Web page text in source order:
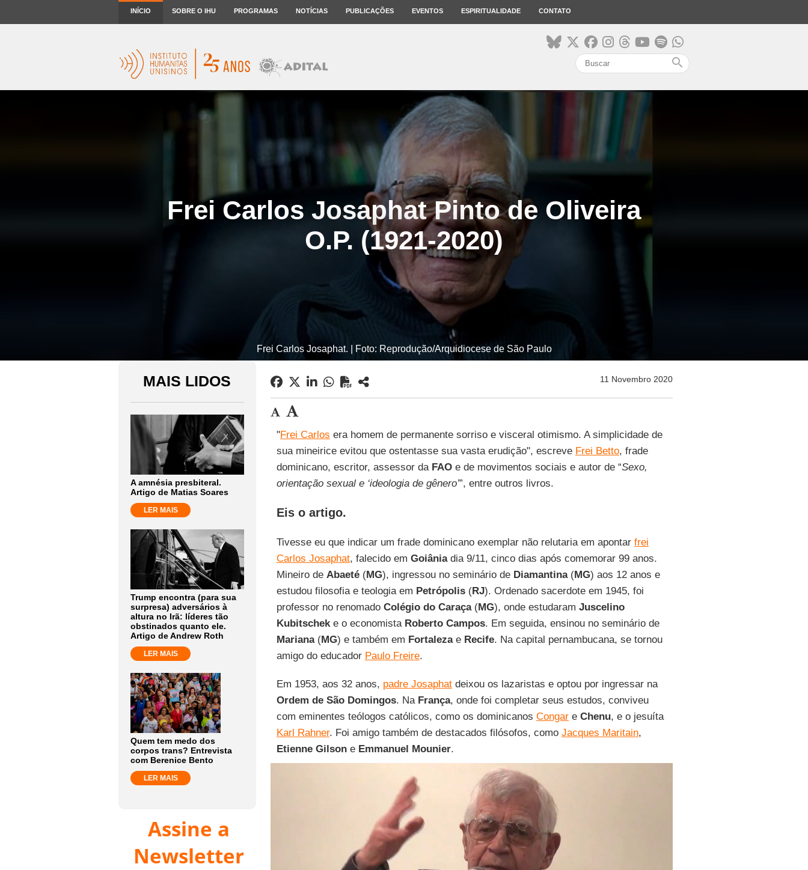
INÍCIO SOBRE O IHU PROGRAMAS NOTÍCIAS PUBLICAÇÕES EVENTOS ESPIRITUALIDADE CONTATO
search
Frei Carlos Josaphat Pinto de Oliveira
O.P. (1921-2020)
Frei Carlos Josaphat. | Foto: Reprodução/Arquidiocese de São Paulo
MAIS LIDOS
A amnésia presbiteral.
Artigo de Matias Soares
LER MAIS
Trump encontra (para sua
surpresa) adversários à
altura no Irã: líderes tão
obstinados quanto ele.
Artigo de Andrew Roth
LER MAIS
Quem tem medo dos
corpos trans? Entrevista
com Berenice Bento
LER MAIS
Assine a
Newsletter
11 Novembro 2020
"Frei Carlos era homem de permanente sorriso e visceral otimismo. A simplicidade de
sua mineirice evitou que ostentasse sua vasta erudição", escreve Frei Betto, frade
dominicano, escritor, assessor da FAOe de movimentos sociais e autor de “Sexo,
orientação sexual e ‘ideologia de gênero’”, entre outros livros.
Eis o artigo.
Tivesse eu que indicar um frade dominicano exemplar não relutaria em apontar frei
Carlos Josaphat, falecido em Goiâniadia 9/11, cinco dias após comemorar 99 anos.
Mineiro de Abaeté(MG), ingressou no seminário de Diamantina(MG) aos 12 anos e
estudou filosofia e teologia em Petrópolis(RJ). Ordenado sacerdote em 1945, foi
professor no renomado Colégio do Caraça(MG), onde estudaram Juscelino
Kubitscheke o economista Roberto Campos. Em seguida, ensinou no seminário de
Mariana(MG) e também em Fortalezae Recife. Na capital pernambucana, se tornou
amigo do educador Paulo Freire.
Em 1953, aos 32 anos, padre Josaphatdeixou os lazaristas e optou por ingressar na
Ordem de São Domingos. Na França, onde foi completar seus estudos, conviveu
com eminentes teólogos católicos, como os dominicanos Congare Chenu, e o jesuíta
Karl Rahner. Foi amigo também de destacados filósofos, como Jacques Maritain,
Etienne Gilsone Emmanuel Mounier.